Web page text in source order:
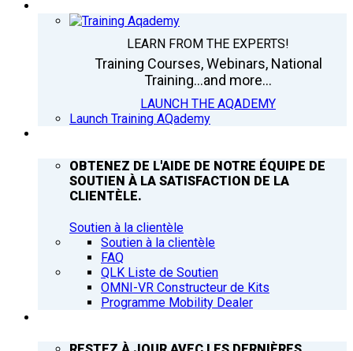
LEARN FROM THE EXPERTS!
Training Courses, Webinars, National
Training...and more...
LAUNCH THE AQADEMY
Launch Training AQademy
OBTENEZ DE L'AIDE DE NOTRE ÉQUIPE DE
SOUTIEN À LA SATISFACTION DE LA
CLIENTÈLE.
Soutien à la clientèle
Soutien à la clientèle
FAQ
QLK Liste de Soutien
OMNI-VR Constructeur de Kits
Programme Mobility Dealer